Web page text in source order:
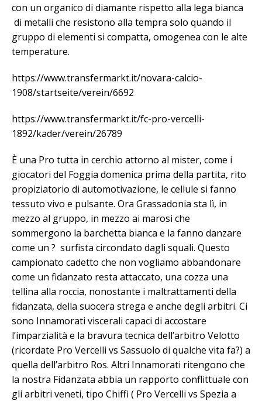
con un organico di diamante rispetto alla lega bianca
di metalli che resistono alla tempra solo quando il
gruppo di elementi si compatta, omogenea con le alte
temperature.
https://www.transfermarkt.it/novara-calcio-
1908/startseite/verein/6692
https://www.transfermarkt.it/fc-pro-vercelli-
1892/kader/verein/26789
È una Pro tutta in cerchio attorno al mister, come i
giocatori del Foggia domenica prima della partita, rito
propiziatorio di automotivazione, le cellule si fanno
tessuto vivo e pulsante. Ora Grassadonia sta lì, in
mezzo al gruppo, in mezzo ai marosi che
sommergono la barchetta bianca e la fanno danzare
come un ? surfista circondato dagli squali. Questo
campionato cadetto che non vogliamo abbandonare
come un fidanzato resta attaccato, una cozza una
tellina alla roccia, nonostante i maltrattamenti della
fidanzata, della suocera strega e anche degli arbitri. Ci
sono Innamorati viscerali capaci di accostare
l’imparzialità e la bravura tecnica dell’arbitro Velotto
(ricordate Pro Vercelli vs Sassuolo di qualche vita fa?) a
quella dell’arbitro Ros. Altri Innamorati ritengono che
la nostra Fidanzata abbia un rapporto conflittuale con
gli arbitri veneti, tipo Chiffi ( Pro Vercelli vs Spezia a